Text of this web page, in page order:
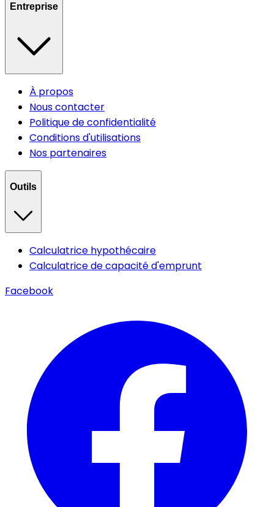
Entreprise
À propos
Nous contacter
Politique de confidentialité
Conditions d'utilisations
Nos partenaires
Outils
Calculatrice hypothécaire
Calculatrice de capacité d'emprunt
Facebook